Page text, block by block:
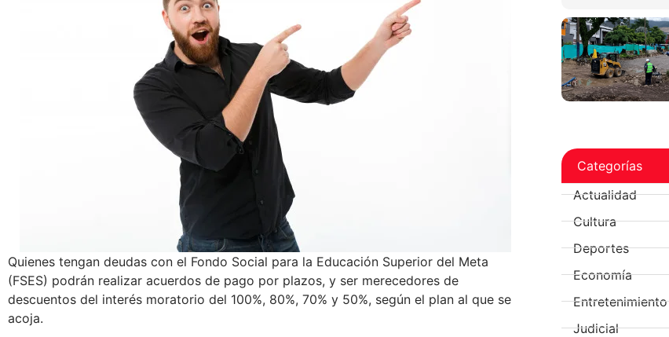
Quienes tengan deudas con el Fondo Social para la Educación Superior del Meta
(FSES) podrán realizar acuerdos de pago por plazos, y ser merecedores de
descuentos del interés moratorio del 100%, 80%, 70% y 50%, según el plan al que se
acoja.
Categorías
Actualidad
Cultura
Deportes
Economía
Entretenimiento
Judicial